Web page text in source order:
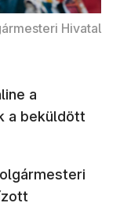
Hivatal
a
a beküldött